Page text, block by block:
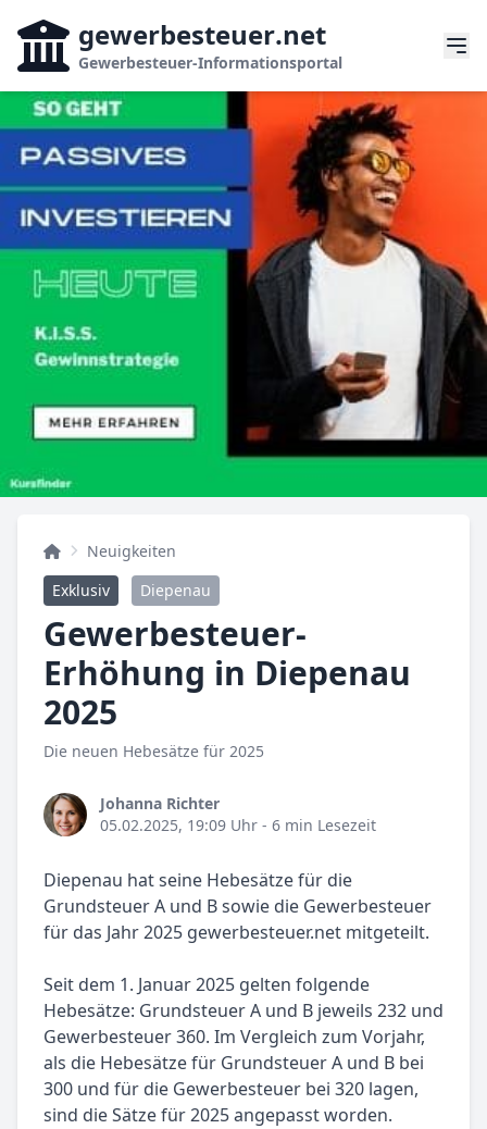
gewerbesteuer.net
Gewerbesteuer-Informationsportal
Neuigkeiten
Exklusiv
Diepenau
Gewerbesteuer-
Erhöhung in Diepenau
2025
Die neuen Hebesätze für 2025
Johanna Richter
05.02.2025, 19:09 Uhr - 6 min Lesezeit
Diepenau hat seine Hebesätze für die
Grundsteuer A und B sowie die Gewerbesteuer
für das Jahr 2025 gewerbesteuer.net mitgeteilt.
Seit dem 1. Januar 2025 gelten folgende
Hebesätze: Grundsteuer A und B jeweils 232 und
Gewerbesteuer 360. Im Vergleich zum Vorjahr,
als die Hebesätze für Grundsteuer A und B bei
300 und für die Gewerbesteuer bei 320 lagen,
sind die Sätze für 2025 angepasst worden.